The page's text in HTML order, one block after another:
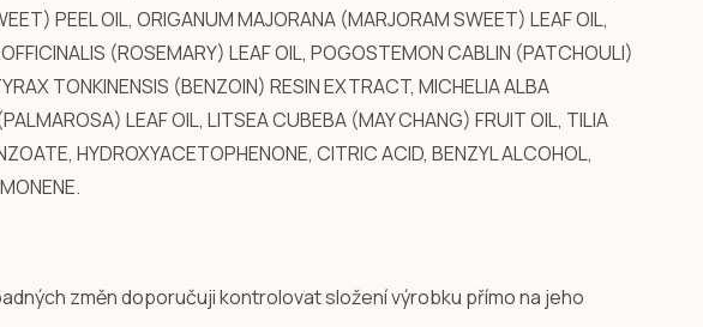
PEEL OIL, ORIGANUM MAJORANA (MARJORAM SWEET) LEAF OIL,
(ROSEMARY) LEAF OIL, POGOSTEMON CABLIN (PATCHOULI)
TONKINENSIS (BENZOIN) RESIN EXTRACT, MICHELIA ALBA
LEAF OIL, LITSEA CUBEBA (MAY CHANG) FRUIT OIL, TILIA
HYDROXYACETOPHENONE, CITRIC ACID, BENZYL ALCOHOL,
změn doporučuji kontrolovat složení výrobku přímo na jeho